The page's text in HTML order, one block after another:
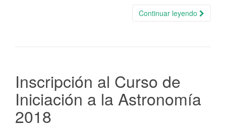
Continuar leyendo
Inscripción al Curso de
Iniciación a la Astronomía
2018